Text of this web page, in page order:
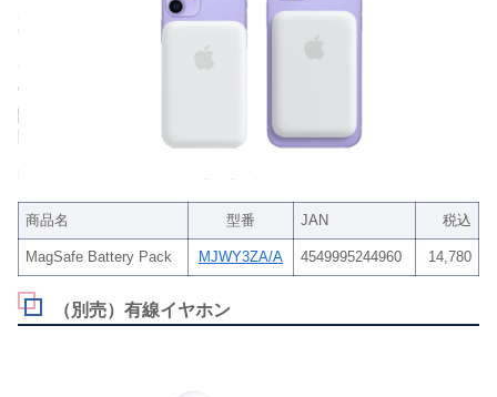
商品名 型番 JAN 税込
MagSafe Battery Pack MJWY3ZA/A 4549995244960 14,780
（別売）有線イヤホン